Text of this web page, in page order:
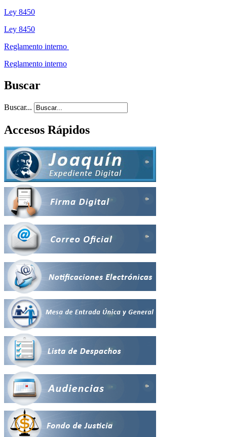
Ley 8450
Ley 8450
Reglamento interno
Reglamento interno
Buscar
Buscar...
Accesos Rápidos